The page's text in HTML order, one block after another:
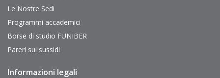
Le Nostre Sedi
Programmi accademici
Borse di studio FUNIBER
Pareri sui sussidi
Pie
Informazioni legali